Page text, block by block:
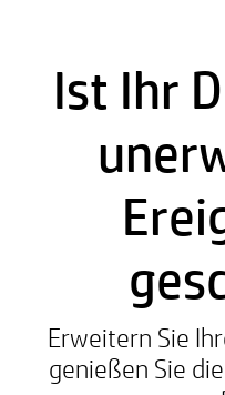
Ist Ihr
Erweitern Sie
genießen Sie